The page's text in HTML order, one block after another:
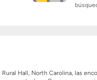
Hall, North Carolina, las